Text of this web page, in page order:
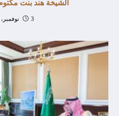
الشيخة هند بنت
3 نوفمبر، 2024